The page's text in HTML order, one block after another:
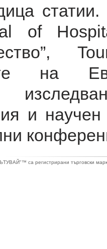
of
на
и
са регистрирани търговски